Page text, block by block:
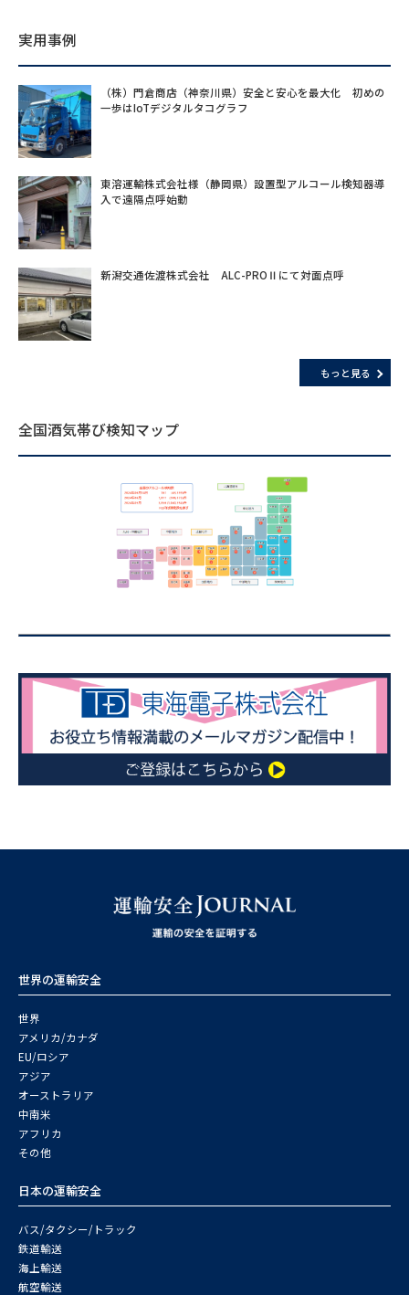
実用事例
（株）門倉商店（神奈川県）安全と安心を最大化 初めの
一歩はIoTデジタルタコグラフ
東溶運輸株式会社様（静岡県）設置型アルコール検知器導
入で遠隔点呼始動
新潟交通佐渡株式会社 ALC-PROⅡにて対面点呼
もっと見る
全国酒気帯び検知マップ
世界の運輸安全
世界
アメリカ/カナダ
EU/ロシア
アジア
オーストラリア
中南米
アフリカ
その他
日本の運輸安全
バス/タクシー/トラック
鉄道輸送
海上輸送
航空輸送